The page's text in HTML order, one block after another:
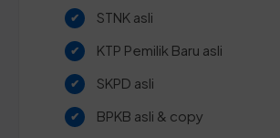
STNK asli
KTP Pemilik Baru asli
SKPD asli
BPKB asli & copy